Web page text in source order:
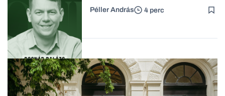
Forbes-sztori
Podcast
passzív jövedelem és az
anyagi függetlenség?
Péller András 4 perc